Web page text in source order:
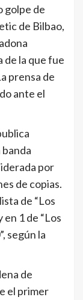
golpe de
de Bilbao,
de la que fue
prensa de
ante el
banda
por
de copias.
de “Los
1 de “Los
según la
de
el primer